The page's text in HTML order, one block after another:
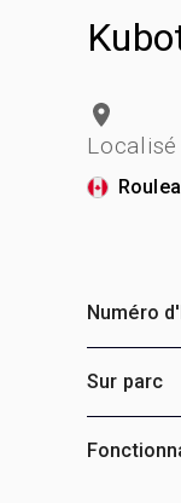
Localisé
Numéro
Sur parc